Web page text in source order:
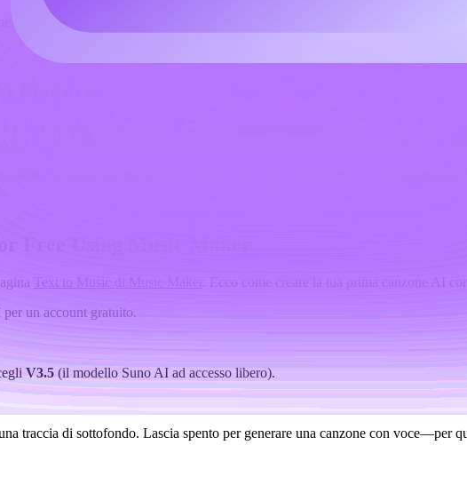
o fanno pagare extra per le voci,
ti consente di generare
Platform
è alimentato dalla all’avanguardia AI Suno 4.5,
vere canzoni strutturate con testi impressionanti, voci, armonie e
tracce dalle tue liriche e attingere a una gamma di stili, dal pop al rap fino
Free Using Music Maker
Text to Music di Music Maker
. Ecco come creare la tua prima canzone AI
per un account gratuito.
V3.5 (il modello Suno AI ad accesso libero).
traccia di sottofondo. Lascia spento per generare una canzone con voce—per